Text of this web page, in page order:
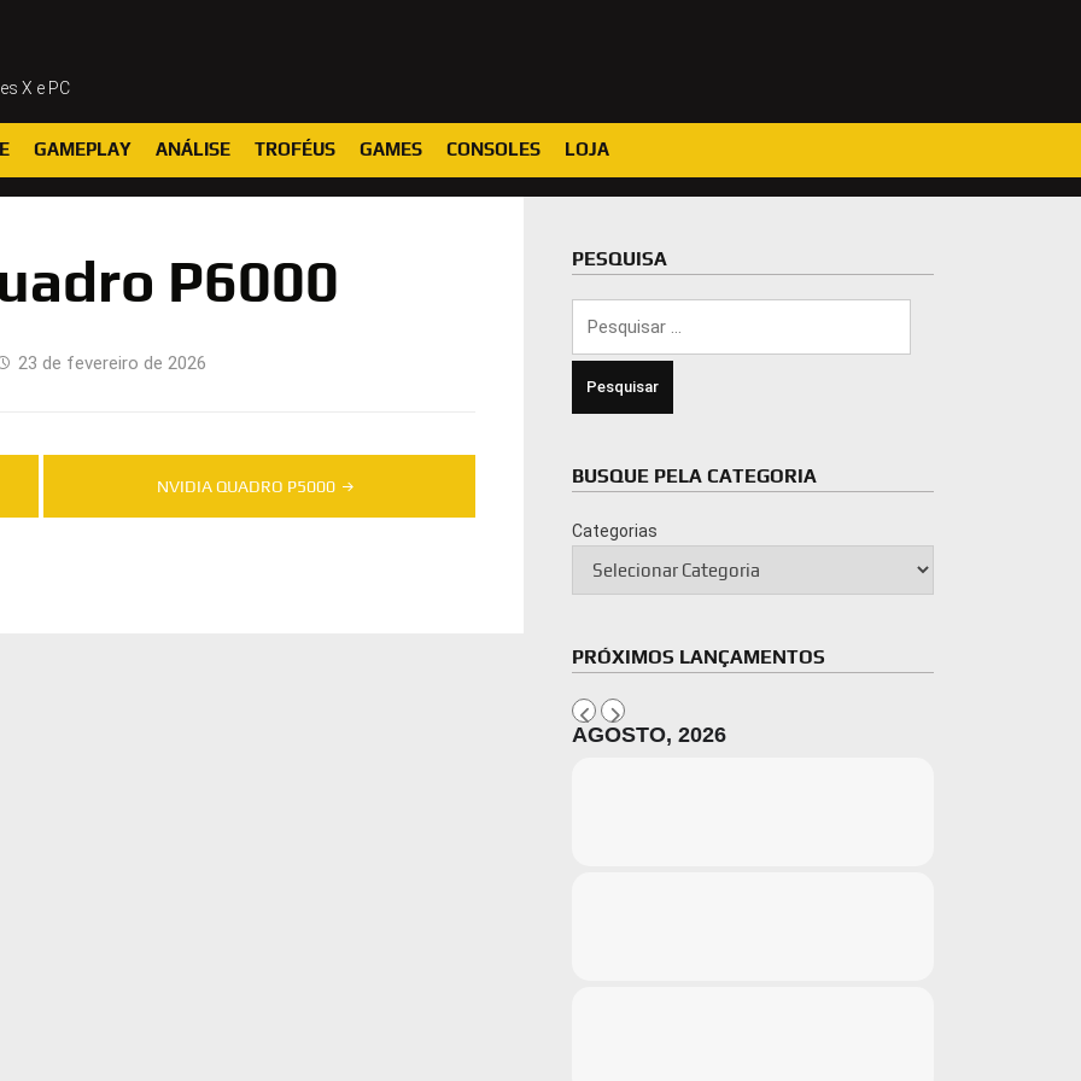
X e PC
GAMEPLAY ANÁLISE TROFÉUS GAMES CONSOLES LOJA
P6000
23 de fevereiro de 2026
NVIDIA QUADRO P5000
PESQUISA
BUSQUE PELA CATEGORIA
Categorias
PRÓXIMOS LANÇAMENTOS
AGOSTO, 2026